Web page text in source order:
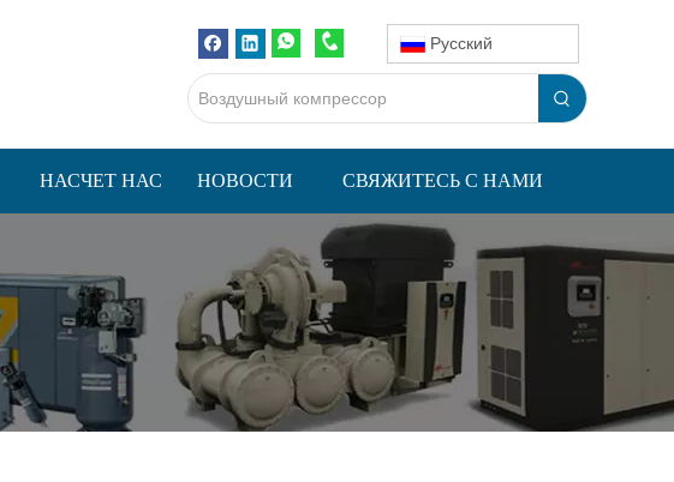
Pусский
НАСЧЕТ НАС НОВОСТИ СВЯЖИТЕСЬ С НАМИ